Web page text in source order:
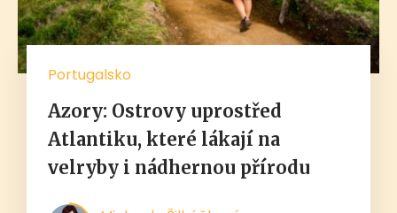
Portugalsko
Azory: Ostrovy uprostřed
Atlantiku, které lákají na
velryby i nádhernou přírodu